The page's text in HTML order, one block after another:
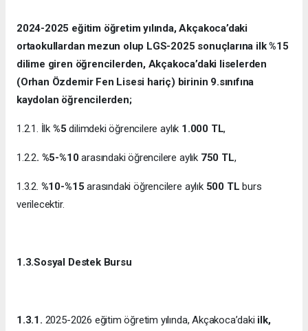
2024-2025 eğitim öğretim yılında, Akçakoca’daki
ortaokullardan mezun olup LGS-2025 sonuçlarına ilk %15
dilime giren öğrencilerden, Akçakoca’daki liselerden
(Orhan Özdemir Fen Lisesi hariç) birinin 9.sınıfına
kaydolan öğrencilerden;
1.2.1. İlk %5 dilimdeki öğrencilere aylık 1.000 TL,
1.2.2. %5-%10arasındaki öğrencilere aylık 750 TL,
1.3.2. %10-%15 arasındaki öğrencilere aylık 500 TL burs
verilecektir.
1.3.Sosyal Destek Bursu
1.3.1. 2025-2026 eğitim öğretim yılında, Akçakoca’daki ilk,